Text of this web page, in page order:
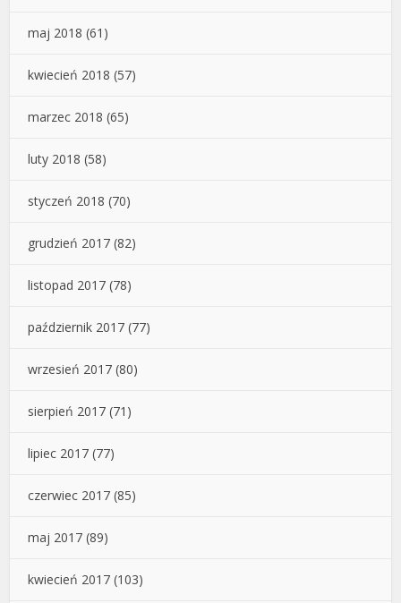
maj 2018 (61)
kwiecień 2018 (57)
marzec 2018 (65)
luty 2018 (58)
styczeń 2018 (70)
grudzień 2017 (82)
listopad 2017 (78)
październik 2017 (77)
wrzesień 2017 (80)
sierpień 2017 (71)
lipiec 2017 (77)
czerwiec 2017 (85)
maj 2017 (89)
kwiecień 2017 (103)